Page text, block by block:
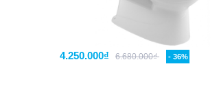
4.250.000₫ 6.680.000₫ - 36%